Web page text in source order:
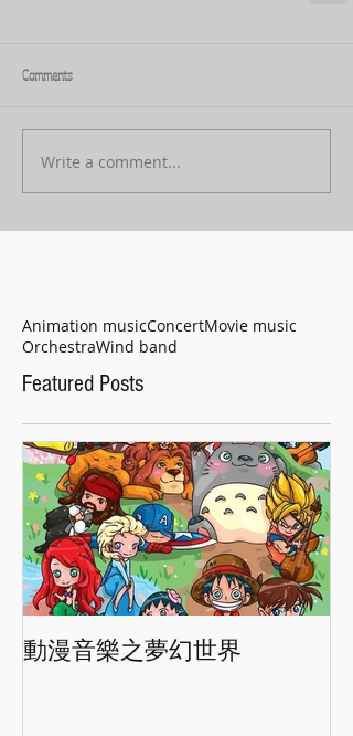
Comments
Write a comment...
Animation musicConcertMovie music
OrchestraWind band
Featured Posts
動漫音樂之夢幻世界